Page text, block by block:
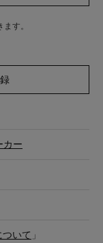
す。
カー
いて 」